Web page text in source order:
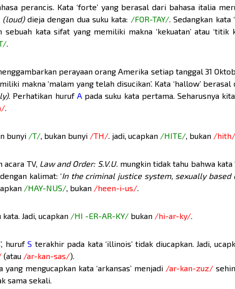
perancis. Kata ‘forte’ yang berasal dari bahasa italia
(loud)dieja dengan dua suku kata: /FOR-TAY/. Sedangkan kata
kata sifat yang memiliki makna ‘kekuatan’ atau ‘titik
.
perayaan orang Amerika setiap tanggal 31
makna ‘malam yang telah disucikan’. Kata ‘hallow’
. Perhatikan huruf Apada suku kata pertama. Seharusnya
.
bunyi /T/, bukan bunyi /TH/. jadi, ucapkan /HITE/, bukan /hith/
acara TV, Law and Order: S.V.U. mungkin tidak tahu bahwa kata
kalimat: ‘In the criminal justice system, sexually based
/HAY-NUS/, bukan /heen-i-us/.
Jadi, ucapkan /HI -ER-AR-KY/ bukan /hi-ar-ky/.
hurufS terakhir pada kata ‘illinois’ tidak diucapkan. Jadi,
(atau /ar-kan-sas/).
mengucapkan kata ‘arkansas’ menjadi /ar-kan-zuz/
sama sekali.